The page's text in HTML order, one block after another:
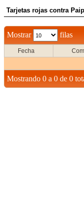
Tarjetas rojas contra
Mostrar filas
Fecha
Mostrando 0 a 0 de 0